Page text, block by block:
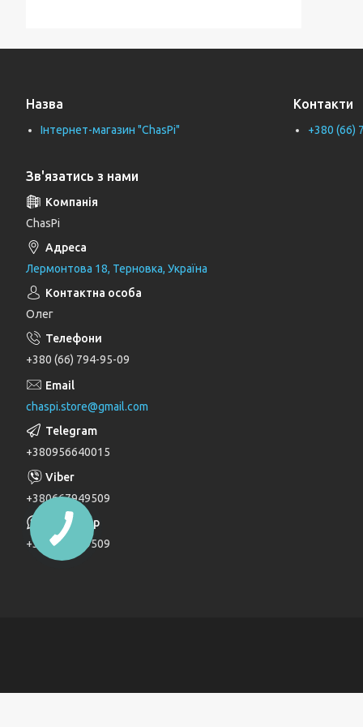
Труби каналізаційні
Унітази
Циркуляційні насоси
Генератори
Шлангові під'єднання та перемикаючі
вентилі
Тримачі, кронштейни та штанги для
душу
Лійки для душу
Душові комплекти
Трапи
Паяльники для пластикових труб
Дзеркала
Дитячі ліжечка
Кухонні модулі
Назва
Інтернет-магазин "ChasPi"
Контакти
+380 (66)
Зв'язатись з нами
ChasPi
Лермонтова 18, Терновка, Україна
Олег
+380 (66) 794-95-09
chaspi.store@gmail.com
+380956640015
+380667949509
+380667949509